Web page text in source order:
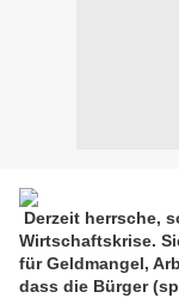
Derzeit herrsche,
Wirtschaftskrise.
für Geldmangel,
dass die Bürger